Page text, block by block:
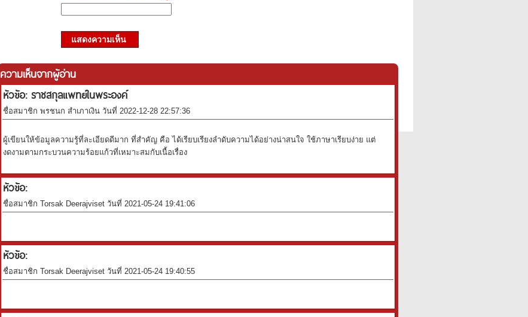
แสดงความเห็น
ความเห็นจากผู้อ่าน
หัวข้อ: ราชสกุลแพทย์ในพระองค์
ชื่อสมาชิก พรชนก สำเภาเงิน วันที่ 2022-12-28 22:57:36
ผู้เขียนให้ข้อมูลความรู้ที่ละเอียดดีมาก ที่สำคัญ คือ ได้เรียบเรียงลำดับความได้อย่างน่าสนใจ ใช้ภาษาเรียบง่าย แต่
งดงามตามกระบวนความร้อยแก้วที่เหมาะสมกับเนื้อเรื่อง
หัวข้อ:
ชื่อสมาชิก Torsak Deerajviset วันที่ 2021-05-24 19:41:06
หัวข้อ:
ชื่อสมาชิก Torsak Deerajviset วันที่ 2021-05-24 19:40:55